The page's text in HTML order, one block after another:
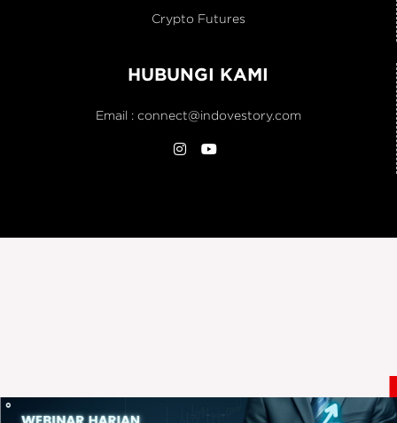
Crypto Futures
HUBUNGI KAMI
Email : connect@indovestory.com